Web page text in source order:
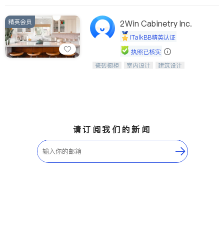
精英会员 2Win Cabinetry Inc.
iTalkBB精英认证
执照已核实
中华橱柜石材公司以实惠的价格提供实
瓷砖橱柜 室内设计
建筑设计
请订阅我们的新闻